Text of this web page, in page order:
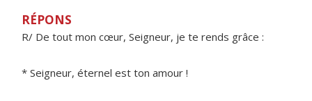
RÉPONS
R/ De tout mon cœur, Seigneur, je te rends grâce :
* Seigneur, éternel est ton amour !